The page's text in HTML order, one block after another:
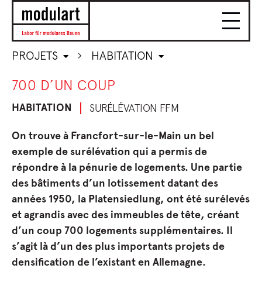
PROJETS HABITATION
700 D’UN COUP
HABITATION SURÉLÉVATION FFM
On trouve à Francfort-sur-le-Main un bel
exemple de surélévation qui a permis de
répondre à la pénurie de logements. Une partie
des bâtiments d’un lotissement datant des
années 1950, la Platensiedlung, ont été surélevés
et agrandis avec des immeubles de tête, créant
d’un coup 700 logements supplémentaires. Il
s’agit là d’un des plus importants projets de
densification de l’existant en Allemagne.